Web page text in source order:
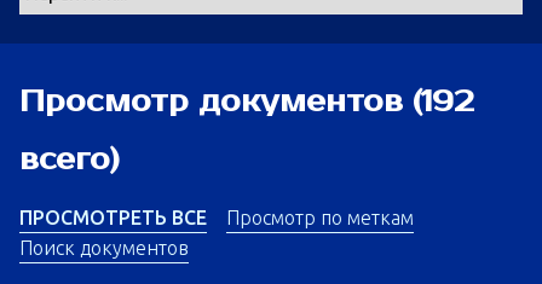
Просмотр документов (192
всего)
ПРОСМОТРЕТЬ ВСЕ
Просмотр по меткам
Поиск документов